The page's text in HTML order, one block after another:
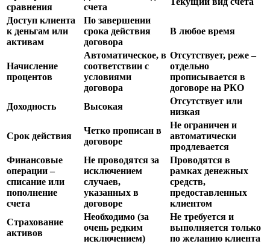
сравнения
счета
Доступ клиента
к деньгам или
активам
По завершении
срока действия
договора
В любое время
Начисление
процентов
Автоматическое, в
соответствии с
условиями
договора
Отсутствует, реже –
отдельно
прописывается в
договоре на РКО
Доходность
Высокая
Отсутствует или
низкая
Срок действия
Четко прописан в
договоре
Не ограничен и
автоматически
продлевается
Финансовые
операции –
списание или
пополнение
счета
Не проводятся за
исключением
случаев,
указанных в
договоре
Проводятся в
рамках денежных
средств,
предоставленных
клиентом
Страхование
активов
Необходимо (за
очень редким
исключением)
Не требуется и
выполняется только
по желанию клиента